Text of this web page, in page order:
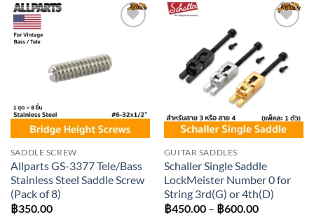
SADDLE SCREW
Allparts GS-3377 Tele/Bass
Stainless Steel Saddle Screw
(Pack of 8)
฿350.00
wishlist
GUITAR SADDLES
Schaller Single Saddle
LockMeister Number 0 for
String 3rd(G) or 4th(D)
฿450.00 – ฿600.00Price